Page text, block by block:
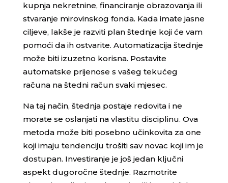
kupnja nekretnine, financiranje obrazovanja ili
stvaranje mirovinskog fonda. Kada imate jasne
ciljeve, lakše je razviti plan štednje koji će vam
pomoći da ih ostvarite. Automatizacija štednje
može biti izuzetno korisna. Postavite
automatske prijenose s vašeg tekućeg
računa na štedni račun svaki mjesec.
Na taj način, štednja postaje redovita i ne
morate se oslanjati na vlastitu disciplinu. Ova
metoda može biti posebno učinkovita za one
koji imaju tendenciju trošiti sav novac koji im je
dostupan. Investiranje je još jedan ključni
aspekt dugoročne štednje. Razmotrite